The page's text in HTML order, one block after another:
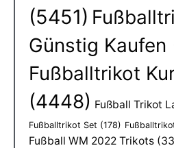
(5451)
Günstig Kaufen
Fußballtrikot
(4448) Fußball Trikot
Fußballtrikot Set (178)
Fußball WM 2022 Trikots